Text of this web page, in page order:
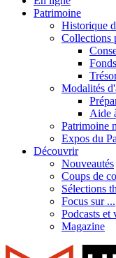
Patrimoine
Historique
Collections
Modalités
Aide
Patrimoine
Expos du
Découvrir
Nouveautés
Coups de
Sélections
Focus sur ...
Podcasts et
Magazine